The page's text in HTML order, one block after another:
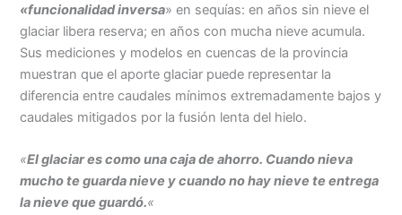
«funcionalidad inversa» en sequías: en años sin nieve el
glaciar libera reserva; en años con mucha nieve acumula.
Sus mediciones y modelos en cuencas de la provincia
muestran que el aporte glaciar puede representar la
diferencia entre caudales mínimos extremadamente bajos y
caudales mitigados por la fusión lenta del hielo.
«El glaciar es como una caja de ahorro. Cuando nieva
mucho te guarda nieve y cuando no hay nieve te entrega
la nieve que guardó.«